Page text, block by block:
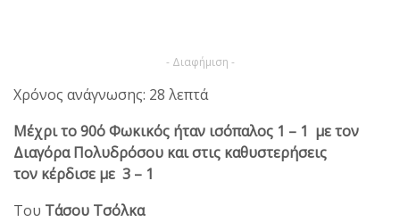
- Διαφήμιση -
Χρόνος ανάγνωσης: 28 λεπτά
Μέχρι το 90΄ο Φωκικός ήταν ισόπαλος 1 – 1 με τον
Διαγόρα Πολυδρόσου και στις καθυστερήσεις
τον κέρδισε με 3 – 1
Του Τάσου Τσόλκα